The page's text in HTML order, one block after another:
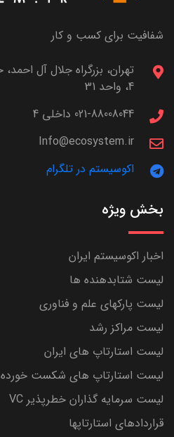
شفافیت برای کسب و کار
4، واحد 31
021-88008044 داخلی 4
Info@ecosystem.ir
اکوسیستم در تلگرام
بخش ویژه
اخبار اکوسیستم ایران
لیست شتابدهنده ها
لیست پارکهای علم و فناوری
لیست مراکز رشد
لیست استارتاپ های ایران
لیست استارتاپ های شکست خورده
لیست سرمایه گذاران خطرپذیر VC
قراردادهای استارتاپها